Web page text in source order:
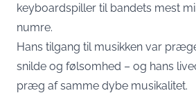
keyboardspiller til bandets mest
numre.
Hans tilgang til musikken var
snilde og følsomhed – og hans
præg af samme dybe musikalitet.